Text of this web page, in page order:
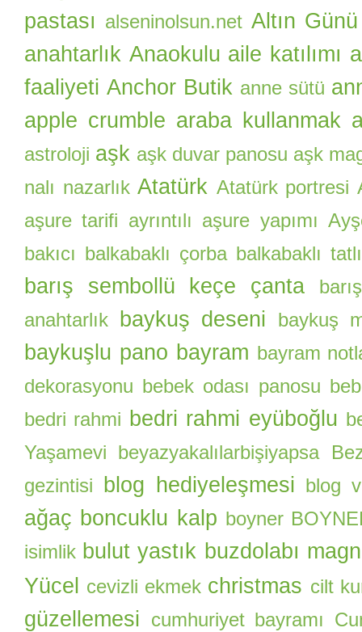
pastası alseninolsun.net Altın Günü
anahtarlık Anaokulu aile katılımı
faaliyeti Anchor Butik anne sütü
apple crumble araba kullanmak
astroloji aşk aşk duvar panosu aşk
nalı nazarlık Atatürk Atatürk portresi
aşure tarifi ayrıntılı aşure yapımı
bakıcı balkabaklı çorba balkabaklı tatlı
barış sembollü keçe çanta
anahtarlık
baykuş deseni baykuş
baykuşlu pano bayram bayram
dekorasyonu bebek odası panosu
bedri rahmi bedri rahmi eyüboğlu
Yaşamevi
beyazyakalılarbişiyapsa
gezintisi
blog hediyeleşmesi blog
ağaç boncuklu kalp boyner
isimlik bulut yastık buzdolabı
Yücel
cevizli ekmek christmas cilt
güzellemesi cumhuriyet bayramı